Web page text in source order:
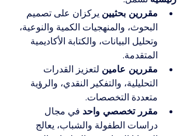
مقررين بحثيين يركزان على تصميم
البحوث، والمنهجيات الكمية والنوعية،
وتحليل البيانات، والكتابة الأكاديمية
المتقدمة.
مقررين عامين لتعزيز القدرات
التحليلية، والتفكير النقدي، والرؤية
متعددة التخصصات.
مقرر تخصصي واحد في مجال
دراسات الطفولة والشباب، يعالج